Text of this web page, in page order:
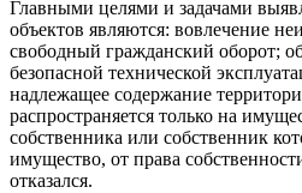
Главными целями и задачами
объектов являются: вовлечение
свободный гражданский оборот;
безопасной технической
надлежащее содержание
распространяется только на
собственника или собственник
имущество, от права
отказался.